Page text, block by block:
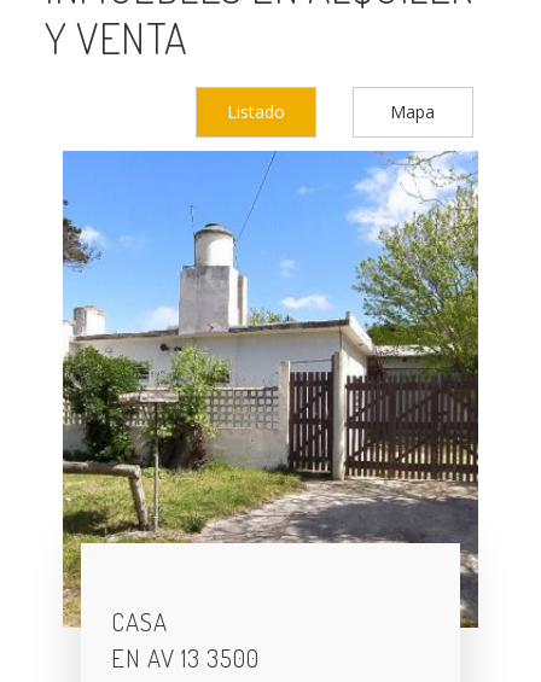
Y VENTA
Listado Mapa
CASA
EN AV 13 3500